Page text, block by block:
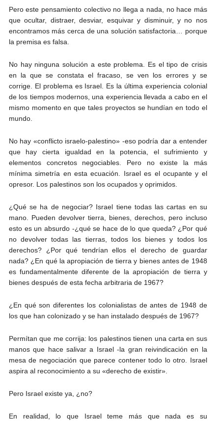
Pero este pensamiento colectivo no llega a nada, no hace más
que ocultar, distraer, desviar, esquivar y disminuir, y no nos
encontramos más cerca de una solución satisfactoria… porque
la premisa es falsa.
No hay ninguna solución a este problema. Es el tipo de crisis
en la que se constata el fracaso, se ven los errores y se
corrige. El problema es Israel. Es la última experiencia colonial
de los tiempos modernos, una experiencia llevada a cabo en el
mismo momento en que tales proyectos se hundían en todo el
mundo.
No hay «conflicto israelo-palestino» -eso podría dar a entender
que hay cierta igualdad en la potencia, el sufrimiento y
elementos concretos negociables. Pero no existe la más
mínima simetría en esta ecuación. Israel es el ocupante y el
opresor. Los palestinos son los ocupados y oprimidos.
¿Qué se ha de negociar? Israel tiene todas las cartas en su
mano. Pueden devolver tierra, bienes, derechos, pero incluso
esto es un absurdo -¿qué se hace de lo que queda? ¿Por qué
no devolver todas las tierras, todos los bienes y todos los
derechos? ¿Por qué tendrían ellos el derecho de guardar
nada? ¿En qué la apropiación de tierra y bienes antes de 1948
es fundamentalmente diferente de la apropiación de tierra y
bienes después de esta fecha arbitraria de 1967?
¿En qué son diferentes los colonialistas de antes de 1948 de
los que han colonizado y se han instalado después de 1967?
Permítan que me corrija: los palestinos tienen una carta en sus
manos que hace salivar a Israel -la gran reivindicación en la
mesa de negociación que parece contener todo lo otro. Israel
aspira al reconocimiento a su «derecho de existir».
Pero Israel existe ya, ¿no?
En realidad, lo que Israel teme más que nada es su